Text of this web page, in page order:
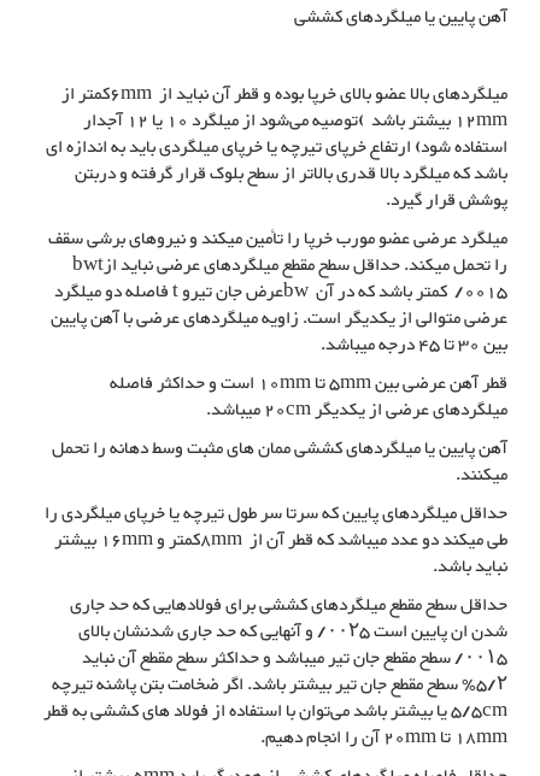
آهن پایین یا میلگردهای کششی
میلگردهای بالا عضو بالای خرپا بوده و قطر آن نباید از 6mmکمتر از
12mm بیشتر باشد )توصیه می‌شود از میلگرد 10 یا 12 آجدار
استفاده شود) ارتفاع خرپای تیرچه یا خرپای میلگردی باید به اندازه ای
باشد که میلگرد بالا قدری بالاتر از سطح بلوک قرار گرفته و دربتن
پوشش قرار گیرد.
میلگرد عرضی عضو مورب خرپا را تأمین میکند و نیروهای برشی سقف
را تحمل میکند. حداقل سطح مقطع میلگردهای عرضی نباید ازbwt
0015/ کمتر باشد که در آن bwعرض جان تیرو t فاصله دو میلگرد
عرضی متوالی از یکدیگر است. زاویه میلگردهای عرضی با آهن پایین
بین 30 تا 45 درجه میباشد.
قطر آهن عرضی بین 5mm تا 10mm است و حداکثر فاصله
میلگردهای عرضی از یکدیگر 20cm میباشد.
آهن پایین یا میلگردهای کششی ممان های مثبت وسط دهانه را تحمل
میکنند.
حداقل میلگردهای پایین که سرتا سر طول تیرچه یا خرپای میلگردی را
طی میکند دو عدد میباشد که قطر آن از 8mmکمتر و 16mm بیشتر
نباید باشد.
حداقل سطح مقطع میلگردهای کششی برای فولادهایی که حد جاری
شدن ان پایین است ۰۰۲۵/ و آنهایی که حد جاری شدنشان بالای
۰۰۱۵/ سطح مقطع جان تیر میباشد و حداکثر سطح مقطع آن نباید
۵/۲٪ سطح مقطع جان تیر بیشتر باشد. اگر ضخامت بتن پاشنه تیرچه
5/5cm یا بیشتر باشد می‌توان با استفاده از فولاد های کششی به قطر
18mm تا 20mm آن را انجام دهیم.